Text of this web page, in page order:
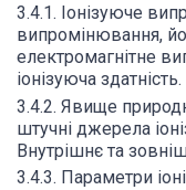
3.4.1. Іонізуюче
випромінювання,
електромагнітне
іонізуюча
3.4.2. Явище
штучні джерела
Внутрішнє та
3.4.3. Параметри